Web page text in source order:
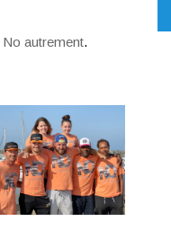
No autrement.